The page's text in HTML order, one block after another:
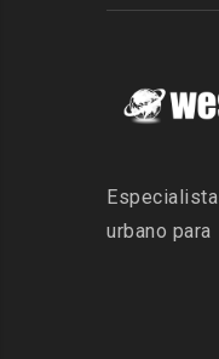
urbano para